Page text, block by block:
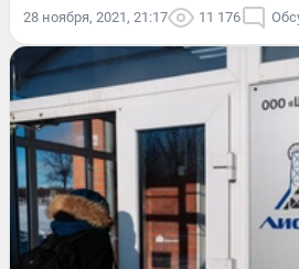
28 ноября, 2021, 21:17 11 176